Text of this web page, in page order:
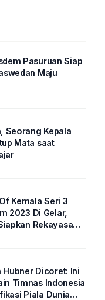
Pasuruan Siap
Maju
Mata saat
Kemala Seri 3
2023 Di Gelar,
Rekayasa
Hubner Dicoret: Ini
Timnas Indonesia
Piala Dunia